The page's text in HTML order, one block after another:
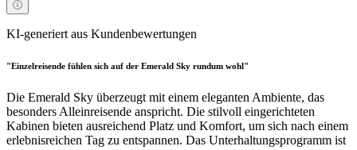
KI-generiert aus Kundenbewertungen
"Einzelreisende fühlen sich auf der Emerald Sky rundum wohl"
Die Emerald Sky überzeugt mit einem eleganten Ambiente, das
besonders Alleinreisende anspricht. Die stilvoll eingerichteten
Kabinen bieten ausreichend Platz und Komfort, um sich nach einem
erlebnisreichen Tag zu entspannen. Das Unterhaltungsprogramm ist